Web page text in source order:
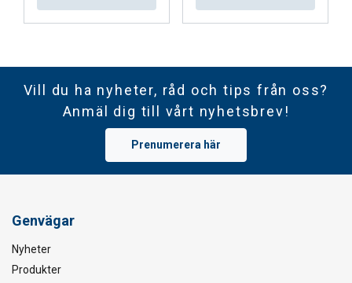
Vill du ha nyheter, råd och tips från oss?
Anmäl dig till vårt nyhetsbrev!
Prenumerera här
Genvägar
Nyheter
Produkter